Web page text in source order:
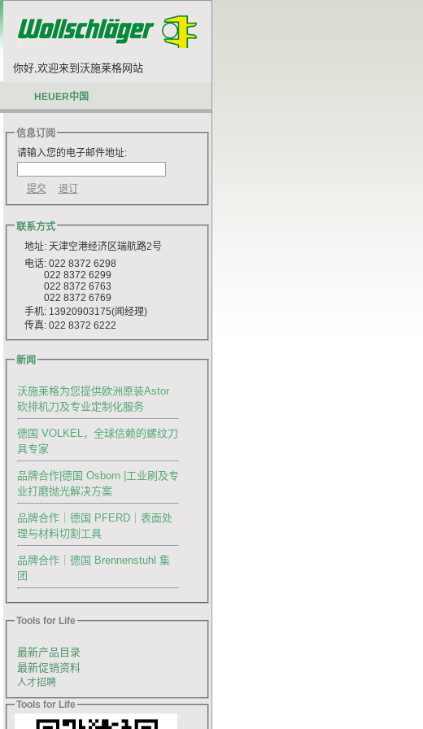
你好,欢迎来到沃施莱格网站.
HEUER中国
信息订阅
请输入您的电子邮件地址:
联系方式
地址: 天津空港经济区瑞航路2号
电话: 022 8372 6298
022 8372 6299
022 8372 6763
022 8372 6769
手机: 13920903175(闻经理)
传真: 022 8372 6222
新闻
沃施莱格为您提供欧洲原装Astor
砍排机刀及专业定制化服务
德国 VOLKEL，全球信赖的螺纹刀
具专家
品牌合作|德国 Osborn |工业刷及专
业打磨抛光解决方案
品牌合作｜德国 PFERD｜表面处
理与材料切割工具
品牌合作｜德国 Brennenstuhl 集
团
Tools for Life
最新产品目录
最新促销资料
人才招聘
Tools for Life